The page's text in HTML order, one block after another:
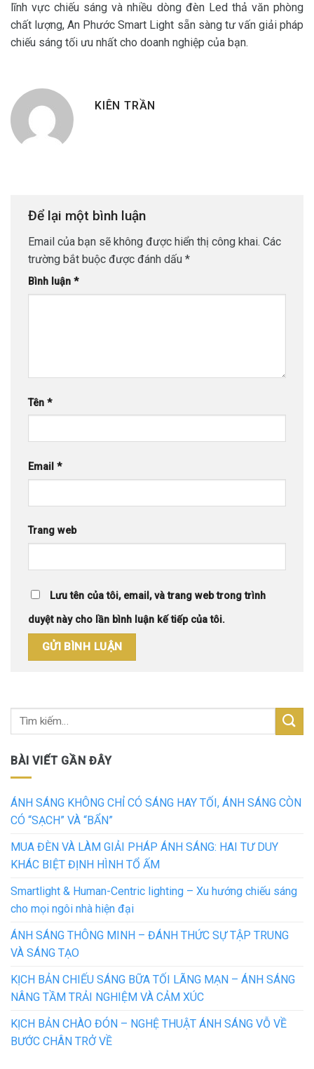
lĩnh vực chiếu sáng và nhiều dòng đèn Led thả văn phòng
chất lượng, An Phước Smart Light sẵn sàng tư vấn giải pháp
chiếu sáng tối ưu nhất cho doanh nghiệp của bạn.
KIÊN TRẦN
Để lại một bình luận
Email của bạn sẽ không được hiển thị công khai. Các
trường bắt buộc được đánh dấu *
Bình luận *
Tên *
Email *
Trang web
Lưu tên của tôi, email, và trang web trong trình
duyệt này cho lần bình luận kế tiếp của tôi.
BÀI VIẾT GẦN ĐÂY
ÁNH SÁNG KHÔNG CHỈ CÓ SÁNG HAY TỐI, ÁNH SÁNG CÒN
CÓ “SẠCH” VÀ “BẨN”
MUA ĐÈN VÀ LÀM GIẢI PHÁP ÁNH SÁNG: HAI TƯ DUY
KHÁC BIỆT ĐỊNH HÌNH TỔ ẤM
Smartlight & Human-Centric lighting – Xu hướng chiếu sáng
cho mọi ngôi nhà hiện đại
ÁNH SÁNG THÔNG MINH – ĐÁNH THỨC SỰ TẬP TRUNG
VÀ SÁNG TẠO
KỊCH BẢN CHIẾU SÁNG BỮA TỐI LÃNG MẠN – ÁNH SÁNG
NÂNG TẦM TRẢI NGHIỆM VÀ CẢM XÚC
KỊCH BẢN CHÀO ĐÓN – NGHỆ THUẬT ÁNH SÁNG VỖ VỀ
BƯỚC CHÂN TRỞ VỀ